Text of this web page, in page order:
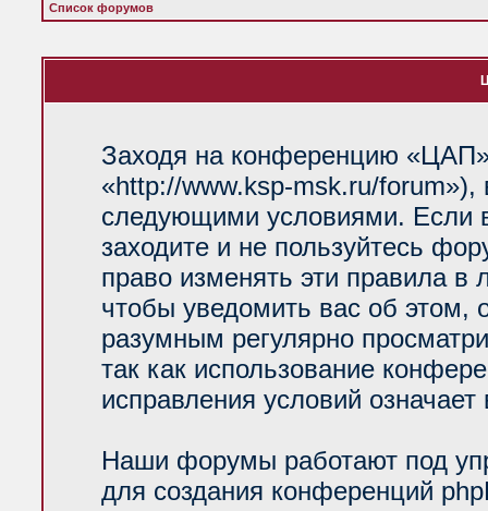
Список форумов
Заходя на конференцию
«http://www.ksp-msk.ru/forum»),
следующими условиями. Если
заходите и не пользуйтесь
право изменять эти правила
чтобы уведомить вас об
разумным регулярно
так как использование
исправления условий
Наши форумы работают под
для создания конференций